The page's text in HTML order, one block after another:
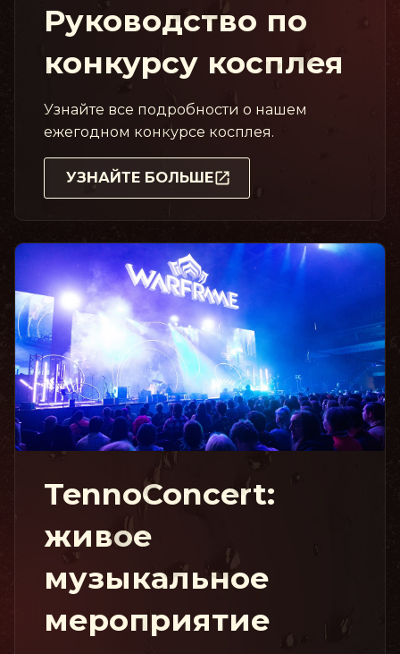
Руководство по
конкурсу косплея
Узнайте все подробности о нашем
ежегодном конкурсе косплея.
УЗНАЙТЕ БОЛЬШЕ
TennoConcert:
живое
музыкальное
мероприятие